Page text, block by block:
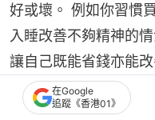
好或壞。 例如你習慣
入睡改善不夠精神的
讓自己既能省錢亦能
2. 花時間增值自己
在Google
追蹤《香港01》